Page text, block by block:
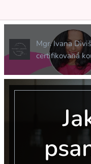
Mgr. Ivana
certifikovaná